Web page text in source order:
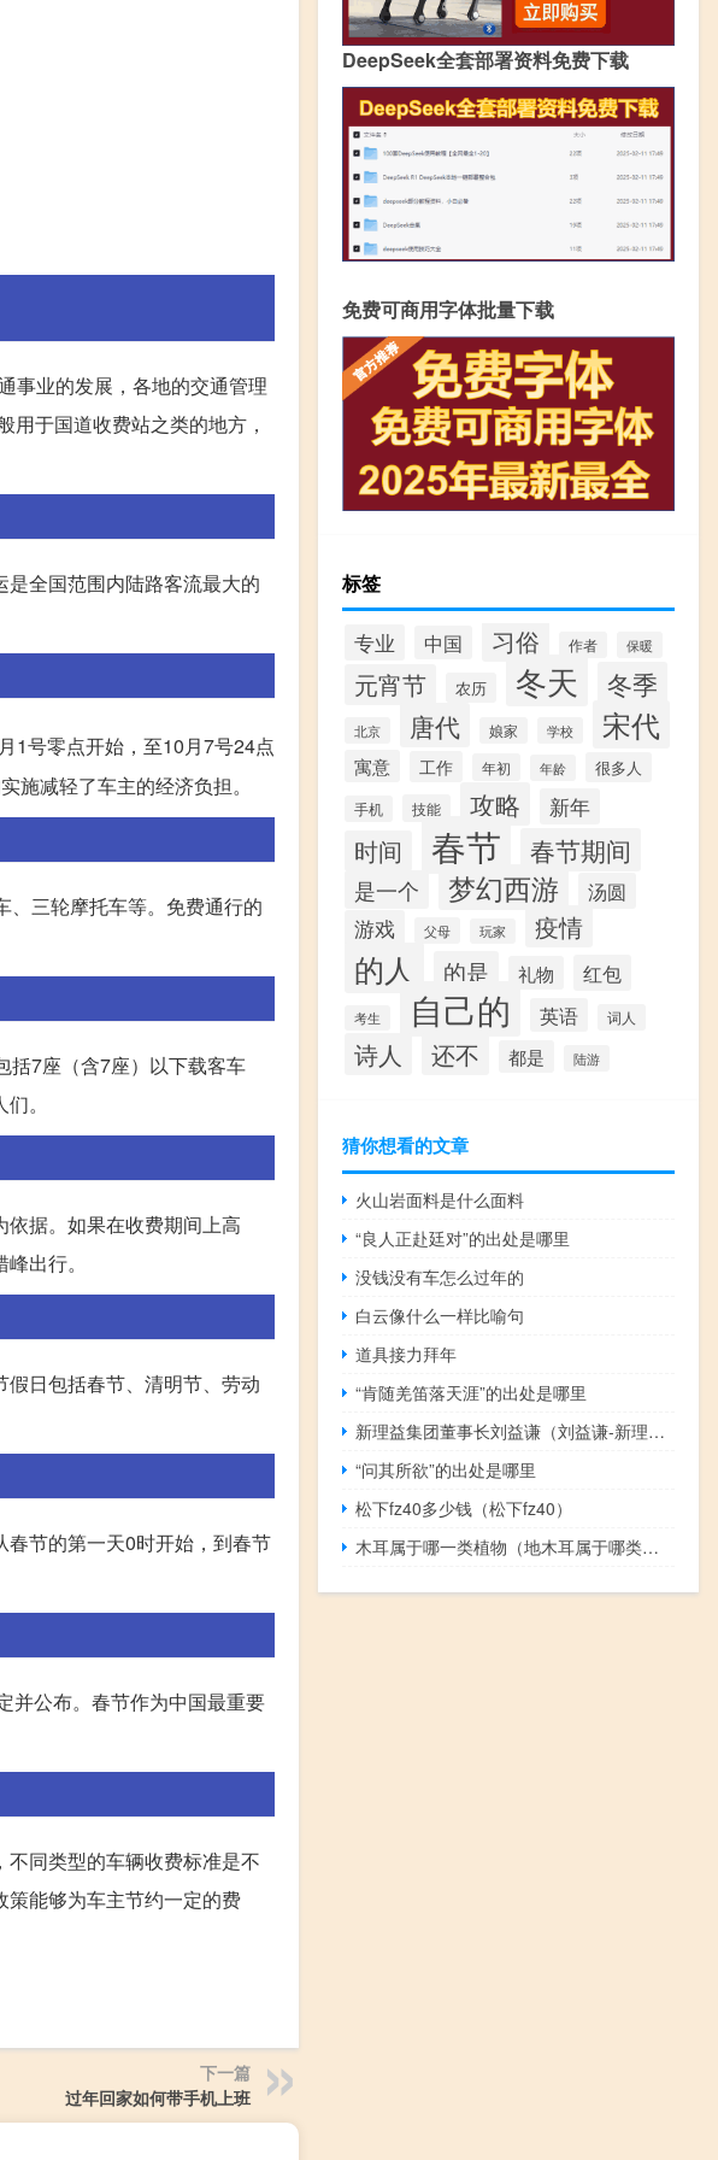
事业的发展，各地的交通管理
于国道收费站之类的地方，
全国范围内陆路客流最大的
1号零点开始，至10月7号24点
减轻了车主的经济负担。
、三轮摩托车等。免费通行的
括7座（含7座）以下载客车
。
据。如果在收费期间上高
出行。
日包括春节、清明节、劳动
节的第一天0时开始，到春节
并公布。春节作为中国最重要
同类型的车辆收费标准是不
能够为车主节约一定的费
下一篇
过年回家如何带手机上班
DeepSeek全套部署资料免费下载
免费可商用字体批量下载
标签
专业 中国 习俗 作者 保暖
元宵节 农历 冬天 冬季
北京 唐代 娘家 学校 宋代
寓意 工作 年初 年龄 很多人
手机 技能 攻略 新年
时间 春节 春节期间
是一个 梦幻西游
汤圆
游戏
父母 玩家 疫情
的人 的是 礼物 红包
考生 自己的 英语 词人
诗人 还不 都是 陆游
猜你想看的文章
火山岩面料是什么面料
“良人正赴廷对”的出处是哪里
没钱没有车怎么过年的
白云像什么一样比喻句
道具接力拜年
“肯随羌笛落天涯”的出处是哪里
新理益集团董事长刘益谦（刘益谦-新理益集团有限公司董事长介绍）
“问其所欲”的出处是哪里
松下fz40多少钱（松下fz40）
木耳属于哪一类植物（地木耳属于哪类植物）